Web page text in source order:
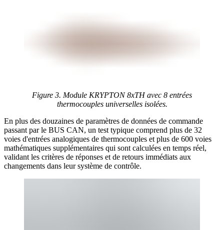
Figure 3. Module KRYPTON 8xTH avec 8 entrées
thermocouples universelles isolées.
En plus des douzaines de paramètres de données de commande
passant par le BUS CAN, un test typique comprend plus de 32
voies d'entrées analogiques de thermocouples et plus de 600 voies
mathématiques supplémentaires qui sont calculées en temps réel,
validant les critères de réponses et de retours immédiats aux
changements dans leur système de contrôle.